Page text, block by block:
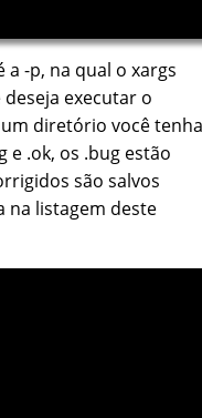
a -p, na qual o xargs
executar o
diretório você tenha
e .ok, os .bug estão
são salvos
na listagem deste